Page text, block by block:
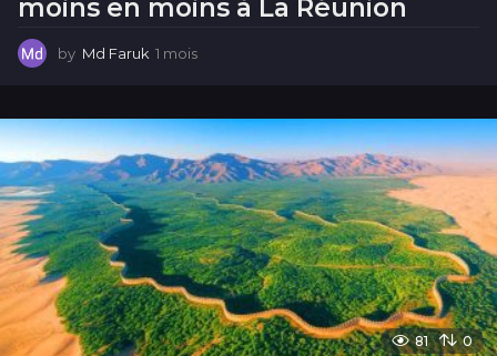
moins en moins à La Réunion
by Md Faruk 1 mois
i
s
81 0